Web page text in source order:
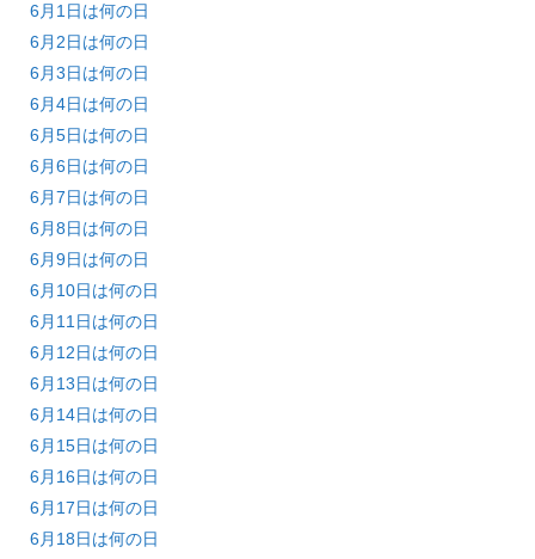
6月1日は何の日
6月2日は何の日
6月3日は何の日
6月4日は何の日
6月5日は何の日
6月6日は何の日
6月7日は何の日
6月8日は何の日
6月9日は何の日
6月10日は何の日
6月11日は何の日
6月12日は何の日
6月13日は何の日
6月14日は何の日
6月15日は何の日
6月16日は何の日
6月17日は何の日
6月18日は何の日